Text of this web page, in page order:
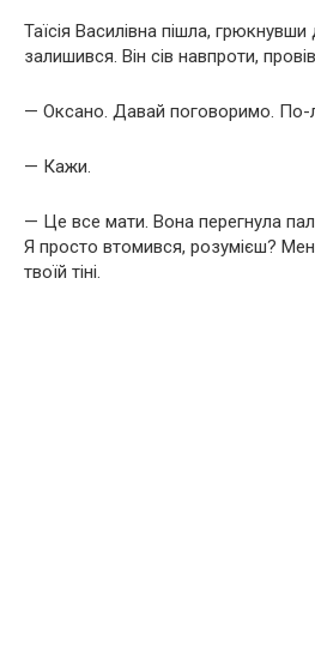
Таїсія Василівна пішла,
залишився. Він сів навпроти,
— Оксано. Давай поговоримо. По-
— Кажи.
— Це все мати. Вона перегнула
Я просто втомився, розумієш?
твоїй тіні.